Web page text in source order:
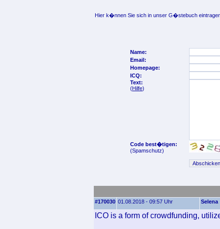
Hier k�nnen Sie sich in unser G�stebuch
Name:
Email:
Homepage:
ICQ:
Text:
(Hilfe)
Code best�tigen:
(Spamschutz)
#170030 01.08.2018 - 09:57 Uhr Selena
ICO is a form of crowdfunding,